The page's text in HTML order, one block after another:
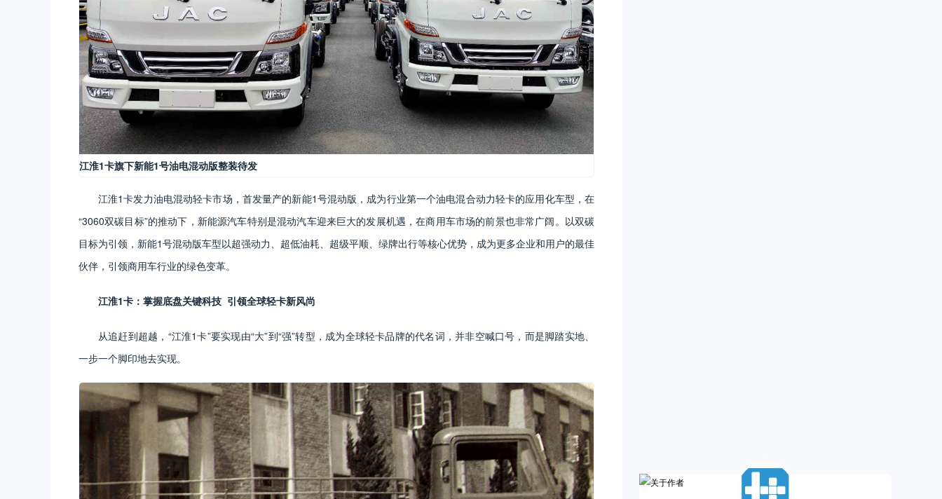
江淮1卡旗下新能1号油电混动版整装待发
江淮1卡发力油电混动轻卡市场，首发量产的新能1号混动版，成为行业第一个油电混合动力轻卡的应用化车型，在
“3060双碳目标”的推动下，新能源汽车特别是混动汽车迎来巨大的发展机遇，在商用车市场的前景也非常广阔。以双碳
目标为引领，新能1号混动版车型以超强动力、超低油耗、超级平顺、绿牌出行等核心优势，成为更多企业和用户的最佳
伙伴，引领商用车行业的绿色变革。
江淮1卡：掌握底盘关键科技 引领全球轻卡新风尚
从追赶到超越，“江淮1卡”要实现由“大”到“强”转型，成为全球轻卡品牌的代名词，并非空喊口号，而是脚踏实地、
一步一个脚印地去实现。